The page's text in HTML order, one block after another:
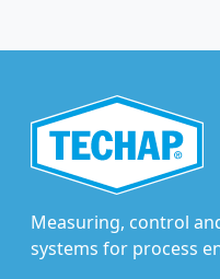
Measuring, control
systems for process